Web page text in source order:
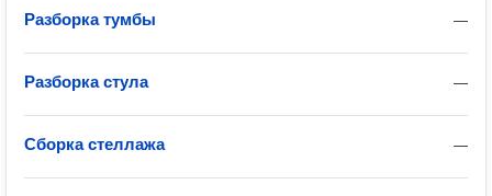
—
Разборка тумбы
—
Разборка стула
—
Сборка стеллажа